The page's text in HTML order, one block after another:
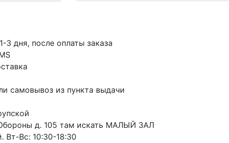
3 дня, после оплаты заказа
самовывоз из пункта выдачи
д. 105 там искать МАЛЫЙ ЗАЛ
Вт-Вс: 10:30-18:30